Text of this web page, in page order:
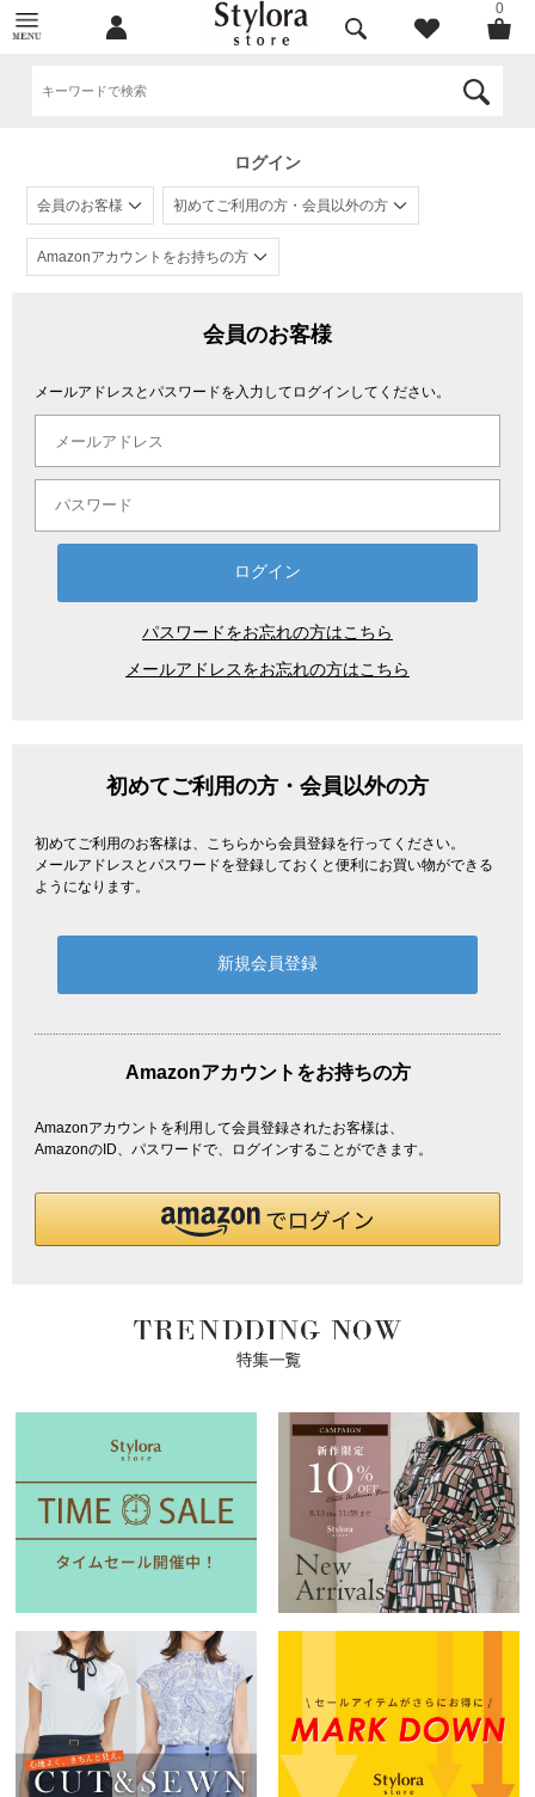
0
ログイン
会員のお客様 初めてご利用の方・会員以外の方
Amazonアカウントをお持ちの方
会員のお客様
メールアドレスとパスワードを入力してログインしてください。
パスワードをお忘れの方はこちら
メールアドレスをお忘れの方はこちら
初めてご利用の方・会員以外の方
初めてご利用のお客様は、こちらから会員登録を行ってください。
メールアドレスとパスワードを登録しておくと便利にお買い物ができる
ようになります。
Amazonアカウントをお持ちの方
Amazonアカウントを利用して会員登録されたお客様は、
AmazonのID、パスワードで、ログインすることができます。